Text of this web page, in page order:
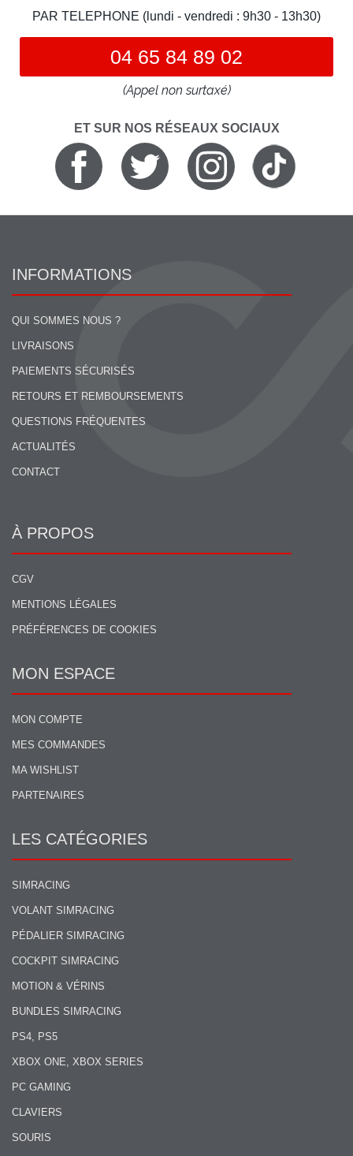
PAR TELEPHONE (lundi - vendredi : 9h30 - 13h30)
04 65 84 89 02
(Appel non surtaxé)
ET SUR NOS RÉSEAUX SOCIAUX
INFORMATIONS
QUI SOMMES NOUS ?
LIVRAISONS
PAIEMENTS SÉCURISÉS
RETOURS ET REMBOURSEMENTS
QUESTIONS FRÉQUENTES
ACTUALITÉS
CONTACT
À PROPOS
CGV
MENTIONS LÉGALES
PRÉFÉRENCES DE COOKIES
MON ESPACE
MON COMPTE
MES COMMANDES
MA WISHLIST
PARTENAIRES
LES CATÉGORIES
SIMRACING
VOLANT SIMRACING
PÉDALIER SIMRACING
COCKPIT SIMRACING
MOTION & VÉRINS
BUNDLES SIMRACING
PS4, PS5
XBOX ONE, XBOX SERIES
PC GAMING
CLAVIERS
SOURIS